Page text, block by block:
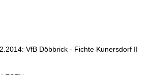
VfB Döbbrick - Fichte Kunersdorf II